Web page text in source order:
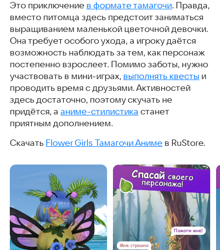
Это приключение в формате тамагочи. Правда,
вместо питомца здесь предстоит заниматься
выращиванием маленькой цветочной девочки.
Она требует особого ухода, а игроку даётся
возможность наблюдать за тем, как персонаж
постепенно взрослеет. Помимо заботы, нужно
участвовать в мини-играх, выполнять квесты и
проводить время с друзьями. Активностей
здесь достаточно, поэтому скучать не
придётся, а аниме-стилистика станет
приятным дополнением.
Скачать Flower Girls Тамагочи Аниме в RuStore.